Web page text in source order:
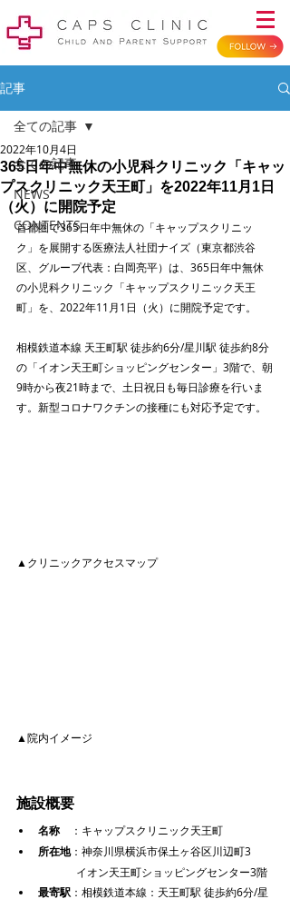
記事
全ての記事
NEWS
CONTENTS
全ての記事
365日年中無休の小児科クリニック「キャッ
プスクリニック天王町」を2022年11月1日
（火）に開院予定
2022年10月4日
首都圏で365日年中無休の「キャップスクリニッ
ク」を展開する医療法人社団ナイズ（東京都渋谷
区、グループ代表：白岡亮平）は、365日年中無休
の小児科クリニック「キャップスクリニック天王
町」を、2022年11月1日（火）に開院予定です。
相模鉄道本線 天王町駅 徒歩約6分/星川駅 徒歩約8分
の「イオン天王町ショッピングセンター」3階で、朝
9時から夜21時まで、土日祝日も毎日診療を行いま
す。新型コロナワクチンの接種にも対応予定です。
▲クリニックアクセスマップ
▲院内イメージ
施設概要
名称 ：キャップスクリニック天王町
所在地：神奈川県横浜市保土ヶ谷区川辺町3
イオン天王町ショッピングセンター3階
最寄駅 ：相模鉄道本線：天王町駅 徒歩約6分/星